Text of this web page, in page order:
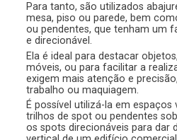
Para tanto, são utilizados
mesa, piso ou parede, bem
ou pendentes, que tenham um
e direcionável.
Ela é ideal para destacar
móveis, ou para facilitar a
exigem mais atenção e
trabalho ou maquiagem.
É possível utilizá-la em
trilhos de spot ou pendentes
os spots direcionáveis para dar